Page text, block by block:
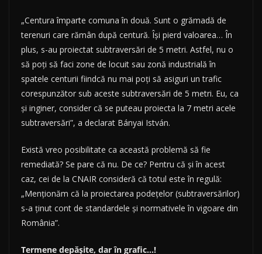
„Centura împarte comuna în două. Sunt o grămadă de
terenuri care rămân după centură. Îşi pierd valoarea… În
plus, s-au proiectat subtraversări de 5 metri. Astfel, nu o
să poţi să faci zone de locuit sau zonă industrială în
spatele centurii fiindcă nu mai poţi să asiguri un trafic
corespunzător sub aceste subtraversări de 5 metri. Eu, ca
şi inginer, consider că se puteau proiecta la 7 metri acele
subtraversări”, a declarat Bányai István.
Există vreo posibilitate ca această problemă să fie
remediată? Se pare că nu. De ce? Pentru că și în acest
caz, cei de la CNAIR consideră că totul este în regulă:
„Menționăm că la proiectarea podețelor (subtraversărilor)
s-a ținut cont de standardele și normativele în vigoare din
România”.
Termene depășite, dar în grafic…!